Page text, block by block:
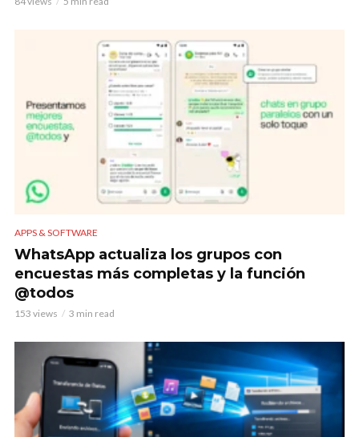
APPS & SOFTWARE
WhatsApp actualiza los grupos con
encuestas más completas y la función
@todos
153 views 3 min read